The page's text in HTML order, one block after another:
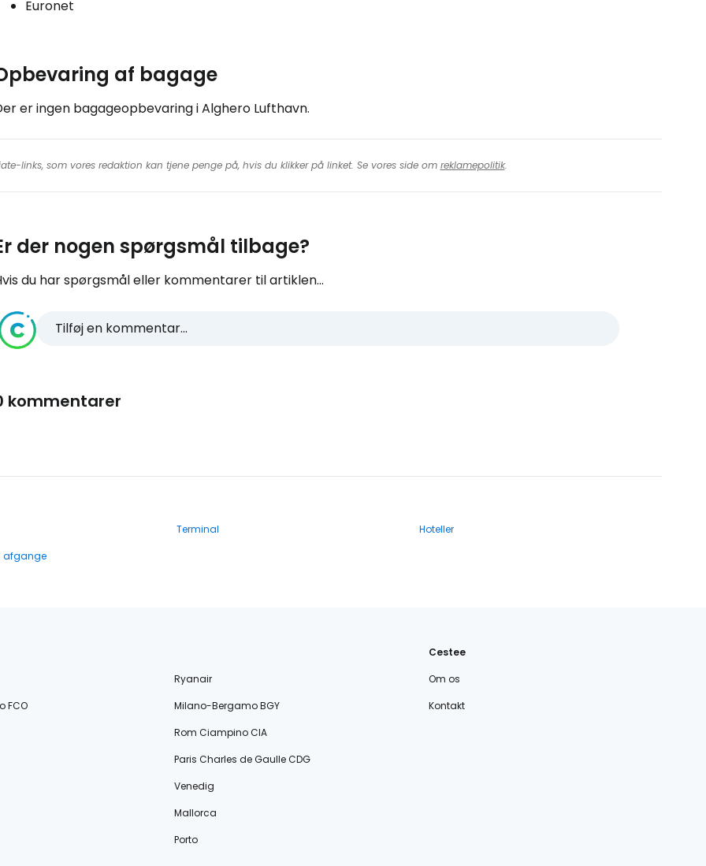
Euronet
af bagage
er ingen bagageopbevaring i Alghero Lufthavn.
links, som vores redaktion kan tjene penge på, hvis du klikker på linket. Se vores side om reklamepolitik.
der nogen spørgsmål tilbage?
du har spørgsmål eller kommentarer til artiklen...
Tilføj en kommentar...
kommentarer
Terminal
Hoteller
afgange
Ryanair
FCO
Milano-Bergamo BGY
Rom Ciampino CIA
Paris Charles de Gaulle CDG
Venedig
Mallorca
Porto
Cestee
Om os
Kontakt